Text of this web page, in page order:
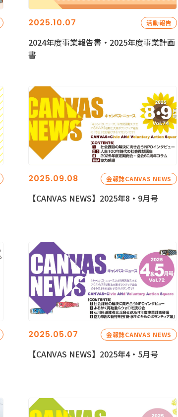
2025.10.07 活動報告
2024年度事業報告書・2025年度事業計画
書
2025.09.08 会報誌CANVAS NEWS
【CANVAS NEWS】2025年8・9月号
2025.05.07 会報誌CANVAS NEWS
【CANVAS NEWS】2025年4・5月号